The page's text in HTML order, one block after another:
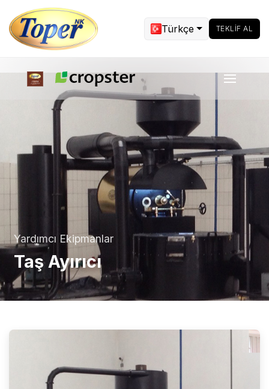
Türkçe TEKLIF AL
Yardımcı Ekipmanlar
Taş Ayırıcı